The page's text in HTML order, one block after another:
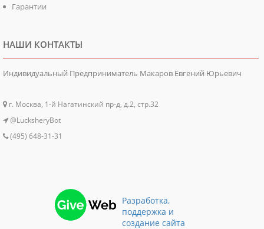
Гарантии
НАШИ КОНТАКТЫ
Индивидуальный Предприниматель Макаров Евгений Юрьевич
г. Москва, 1-й Нагатинский пр-д, д.2, стр.32
@LucksheryBot
(495) 648-31-31
Разработка,
поддержка и
создание сайта